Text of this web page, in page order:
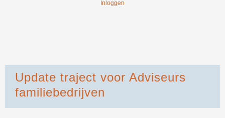
Inloggen
Update traject voor Adviseurs
familiebedrijven